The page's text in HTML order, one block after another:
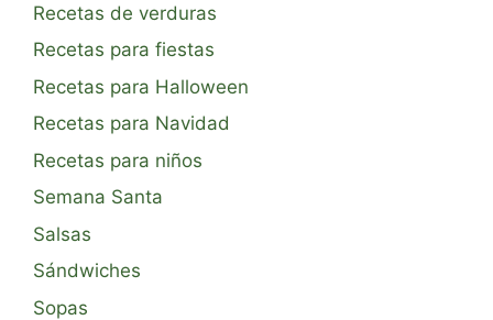
Recetas de verduras
Recetas para fiestas
Recetas para Halloween
Recetas para Navidad
Recetas para niños
Semana Santa
Salsas
Sándwiches
Sopas